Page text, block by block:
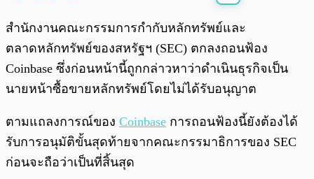
สำนักงานคณะกรรมการกำกับหลักทรัพย์และ
ตลาดหลักทรัพย์ของสหรัฐฯ (SEC) ตกลงถอนฟ้อง
Coinbase ซึ่งก่อนหน้านี้ถูกกล่าวหาว่าดำเนินธุรกิจเป็น
นายหน้าซื้อขายหลักทรัพย์โดยไม่ได้รับอนุญาต
ตามแถลงการณ์ของ Coinbase การถอนฟ้องนี้ยังต้องได้
รับการอนุมัติขั้นสุดท้ายจากคณะกรรมาธิการของ SEC
ก่อนจะถือว่าเป็นที่สิ้นสุด